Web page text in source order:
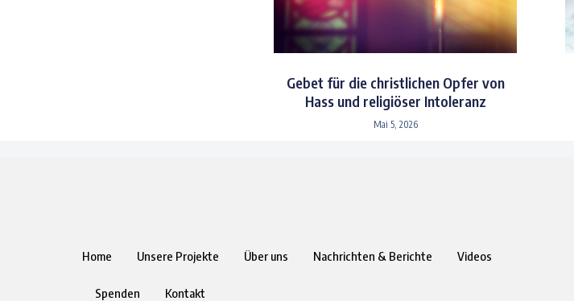
Gebet für die christlichen Opfer von
Hass und religiöser Intoleranz
Mai 5, 2026
Home Unsere Projekte Über uns Nachrichten & Berichte Videos
Spenden Kontakt